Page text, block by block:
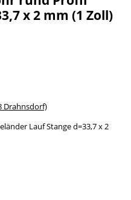
x 2 mm (1 Zoll)
Drahnsdorf)
Lauf Stange d=33,7 x 2